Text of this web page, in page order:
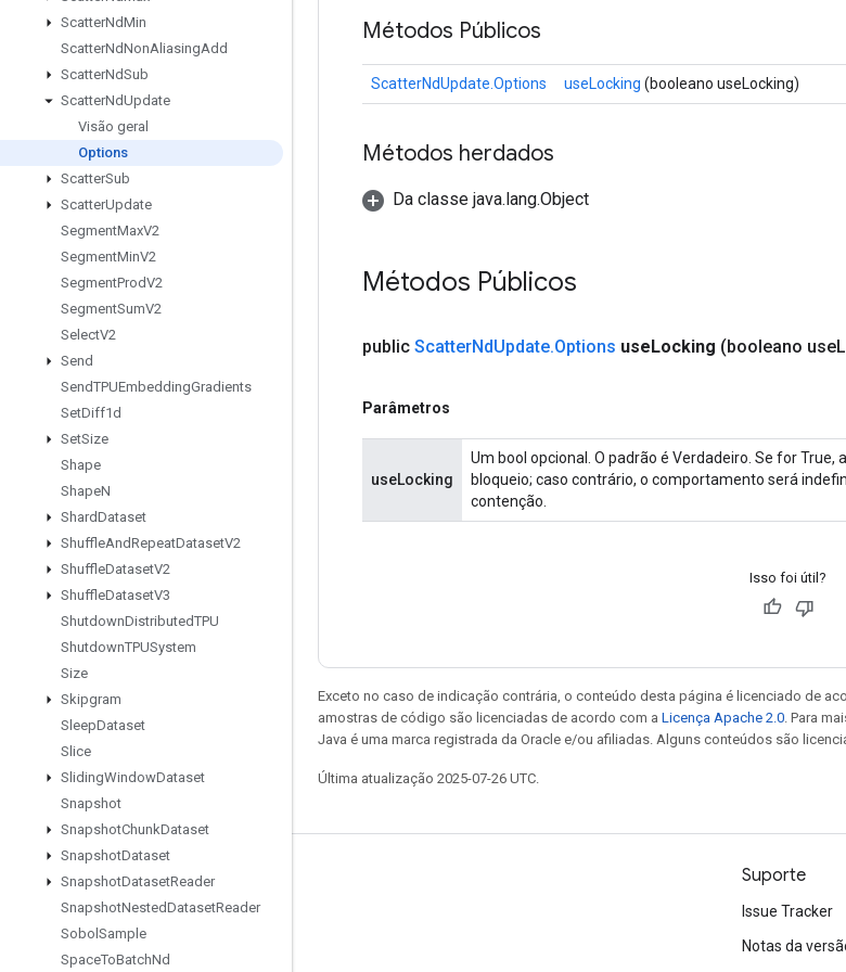
ScatterNdMin
ScatterNdNonAliasingAdd
ScatterNdSub
ScatterNdUpdate
Visão geral
Options
ScatterSub
ScatterUpdate
SegmentMaxV2
SegmentMinV2
SegmentProdV2
SegmentSumV2
SelectV2
Send
SendTPUEmbeddingGradients
SetDiff1d
SetSize
Shape
ShapeN
ShardDataset
ShuffleAndRepeatDatasetV2
ShuffleDatasetV2
ShuffleDatasetV3
ShutdownDistributedTPU
ShutdownTPUSystem
Size
Skipgram
SleepDataset
Slice
SlidingWindowDataset
Snapshot
SnapshotChunkDataset
SnapshotDataset
SnapshotDatasetReader
SnapshotNestedDatasetReader
Sobol Sample
SpaceToBatchNd
Métodos Públicos
ScatterNdUpdate.Options useLocking (booleano useLocking)
Métodos herdados
Da classe java.lang.Object
Métodos Públicos
public ScatterNdUpdate.Options useLocking (booleano use
Parâmetros
useLocking
Um bool opcional. O padrão é Verdadeiro. Se for
bloqueio; caso contrário, o comportamento será
contenção.
Isso foi útil?
Exceto no caso de indicação contrária, o conteúdo desta página é licenciado de
amostras de código são licenciadas de acordo com a Licença Apache 2.0 . Para
Java é uma marca registrada da Oracle e/ou afiliadas. Alguns conteúdos são
Última atualização 2025-07-26 UTC.
Permanecer conectado Suporte
Issue Tracker
Notas da